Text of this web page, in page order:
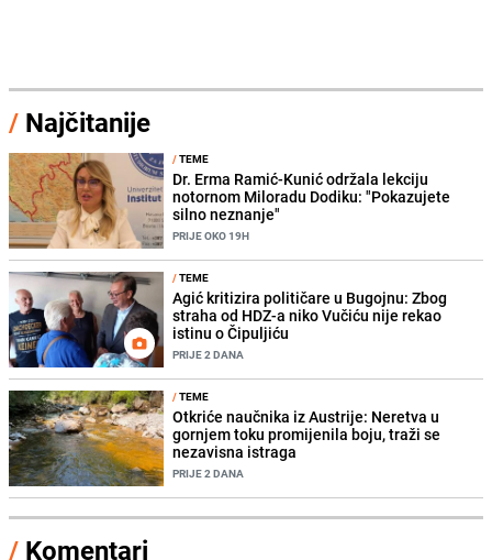
/ Najčitanije
/TEME
Dr. Erma Ramić-Kunić održala lekciju
notornom Miloradu Dodiku: "Pokazujete
silno neznanje"
PRIJE OKO 19H
/TEME
Agić kritizira političare u Bugojnu: Zbog
straha od HDZ-a niko Vučiću nije rekao
istinu o Čipuljiću
PRIJE 2 DANA
/TEME
Otkriće naučnika iz Austrije: Neretva u
gornjem toku promijenila boju, traži se
nezavisna istraga
PRIJE 2 DANA
/ Komentari